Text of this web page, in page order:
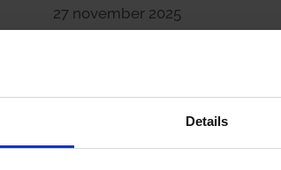
Details
27 november 2025
Om een procedure voor de rechter te